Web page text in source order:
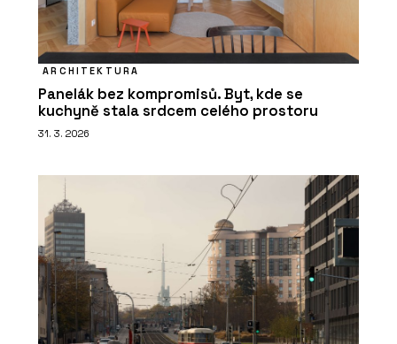
ARCHITEKTURA
Panelák bez kompromisů. Byt, kde se
kuchyně stala srdcem celého prostoru
31. 3. 2026